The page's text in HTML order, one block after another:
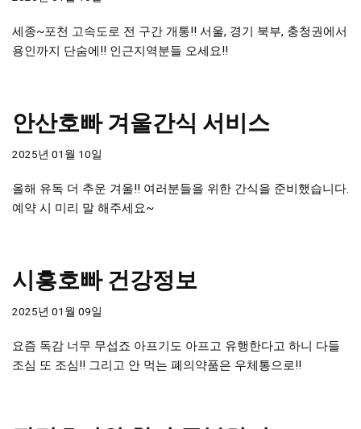
세종~포천 고속도로 전 구간 개통!! 서울, 경기 북부, 충청권에서
용인까지 단숨에!! 인근지역분들 오세요!!
안산호빠 겨울간식 서비스
2025년 01월 10일
올해 유독 더 추운 겨울!! 여러분들을 위한 간식을 준비했습니다.
예약 시 미리 말 해주세요~
시흥호빠 건강정보
2025년 01월 09일
요즘 독감 너무 무섭죠 아프기도 아프고 유행한다고 하니 다들
조심 또 조심!! 그리고 안 먹는 폐의약품은 우체통으로!!